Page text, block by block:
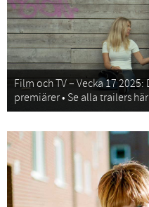
Film och TV – Vecka 17
premiärer • Se alla trailers här